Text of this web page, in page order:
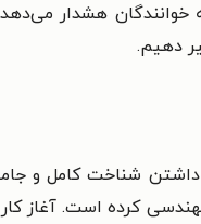
هشدار
دهیم.